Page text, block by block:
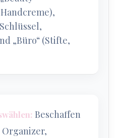
„Büro“ (Stifte,
Beschaffen
Organizer,